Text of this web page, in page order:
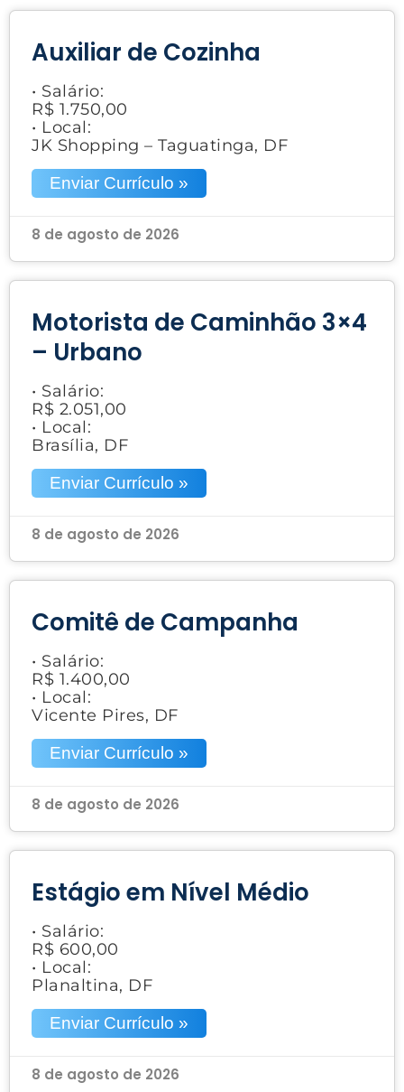
Auxiliar de Cozinha
• Salário:
R$ 1.750,00
• Local:
JK Shopping – Taguatinga, DF
Enviar Currículo »
8 de agosto de 2026
Motorista de Caminhão 3×4
– Urbano
• Salário:
R$ 2.051,00
• Local:
Brasília, DF
Enviar Currículo »
8 de agosto de 2026
Comitê de Campanha
• Salário:
R$ 1.400,00
• Local:
Vicente Pires, DF
Enviar Currículo »
8 de agosto de 2026
Estágio em Nível Médio
• Salário:
R$ 600,00
• Local:
Planaltina, DF
Enviar Currículo »
8 de agosto de 2026